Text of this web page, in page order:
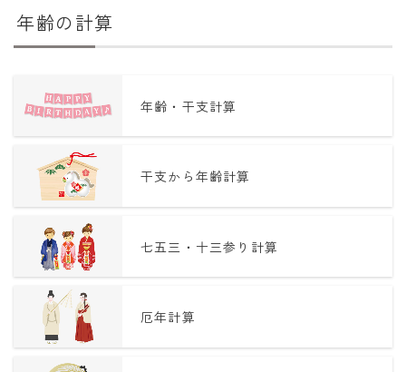
年齢の計算
年齢・干支計算
干支から年齢計算
七五三・十三参り計算
厄年計算